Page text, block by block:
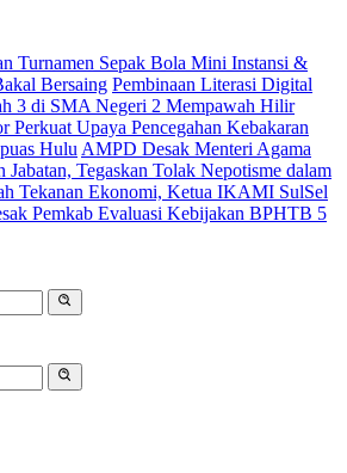
Turnamen Sepak Bola Mini Instansi &
Bersaing Pembinaan Literasi Digital
3 di SMA Negeri 2 Mempawah Hilir
Perkuat Upaya Pencegahan Kebakaran
Hulu AMPD Desak Menteri Agama
Tegaskan Tolak Nepotisme dalam
Tekanan Ekonomi, Ketua IKAMI SulSel
Pemkab Evaluasi Kebijakan BPHTB 5